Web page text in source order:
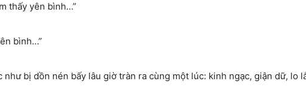
thấy yên bình…”
bình…”
như bị dồn nén bấy lâu giờ tràn ra cùng một lúc: kinh ngạc, giận dữ, lo